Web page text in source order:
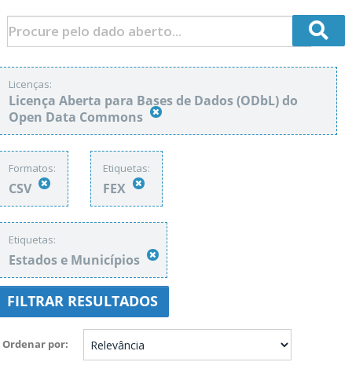
Licenças:
Licença Aberta para Bases de Dados (ODbL) do
Open Data Commons
Formatos:
CSV
Etiquetas:
FEX
Etiquetas:
Estados e Municípios
FILTRAR RESULTADOS
Ordenar por